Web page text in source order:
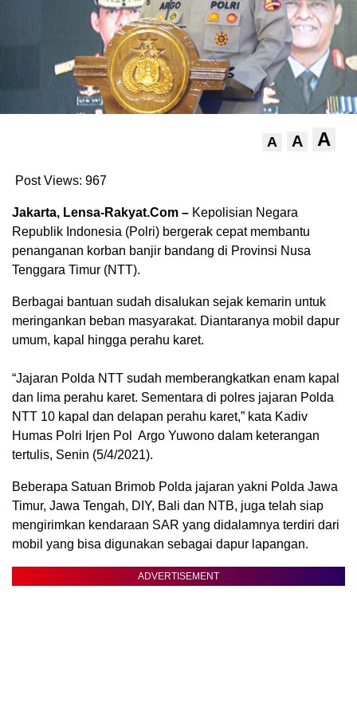
A A A
Post Views: 967
Jakarta, Lensa-Rakyat.Com – Kepolisian Negara
Republik Indonesia (Polri) bergerak cepat membantu
penanganan korban banjir bandang di Provinsi Nusa
Tenggara Timur (NTT).
Berbagai bantuan sudah disalukan sejak kemarin untuk
meringankan beban masyarakat. Diantaranya mobil dapur
umum, kapal hingga perahu karet.
“Jajaran Polda NTT sudah memberangkatkan enam kapal
dan lima perahu karet. Sementara di polres jajaran Polda
NTT 10 kapal dan delapan perahu karet,” kata Kadiv
Humas Polri Irjen Pol Argo Yuwono dalam keterangan
tertulis, Senin (5/4/2021).
Beberapa Satuan Brimob Polda jajaran yakni Polda Jawa
Timur, Jawa Tengah, DIY, Bali dan NTB, juga telah siap
mengirimkan kendaraan SAR yang didalamnya terdiri dari
mobil yang bisa digunakan sebagai dapur lapangan.
ADVERTISEMENT